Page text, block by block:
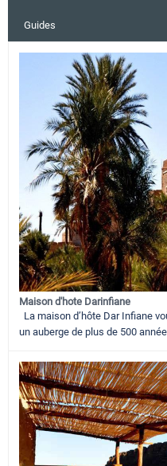
Guides
Maison d'hote Darinfiane
La maison d’hôte Dar Infiane
un auberge de plus de 500